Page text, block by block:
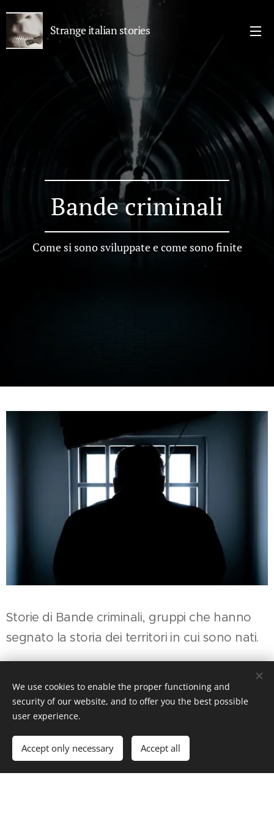
Strange italian stories
Bande criminali
Come si sono sviluppate e come sono finite
Storie di Bande criminali, gruppi che hanno
segnato la storia dei territori in cui sono nati.
Banda della Magliana
Mala del Brenta
Banda Turatello
We use cookies to enable the proper functioning and
security of our website, and to offer you the best possible
user experience.
Accept only necessary Accept all